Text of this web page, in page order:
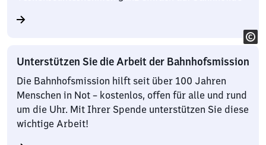
Unterstützen Sie die Arbeit der Bahnhofsmission
Die Bahnhofsmission hilft seit über 100 Jahren
Menschen in Not – kostenlos, offen für alle und rund
um die Uhr. Mit Ihrer Spende unterstützen Sie diese
wichtige Arbeit!